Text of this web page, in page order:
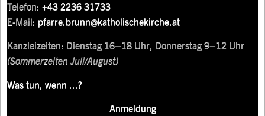
Telefon:+43 2236 31733
E-Mail: pfarre.brunn@katholischekirche.at
Kanzleizeiten: Dienstag 16–18 Uhr, Donnerstag 9–12 Uhr
(Sommerzeiten Juli/August)
Was tun, wenn ...?
Anmeldung